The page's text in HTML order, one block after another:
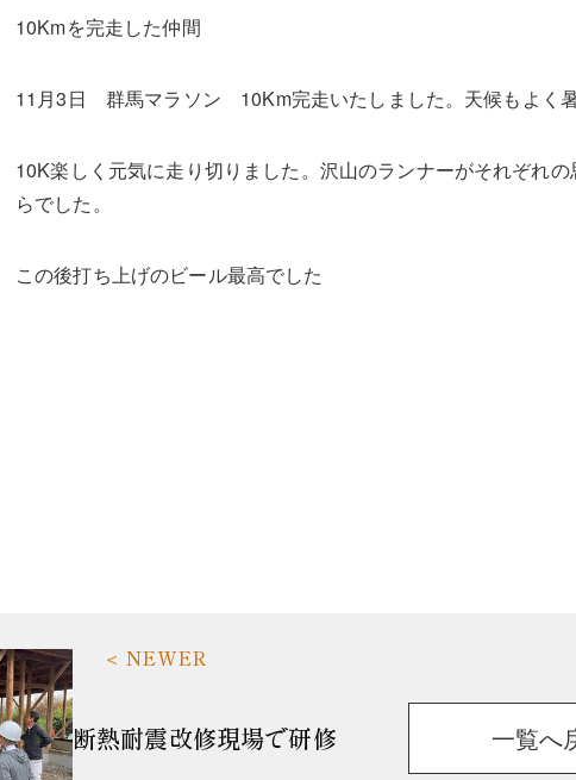
10Kmを完走した仲間
11月3日 群馬マラソン 10Km完走いたしました。天候もよく
10K楽しく元気に走り切りました。沢山のランナーがそれぞれ
らでした。
この後打ち上げのビール最高でした
断熱耐震改修現場で研修 一覧へ